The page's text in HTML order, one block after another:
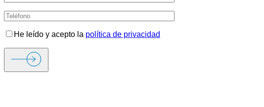
He leído y acepto la política de privacidad